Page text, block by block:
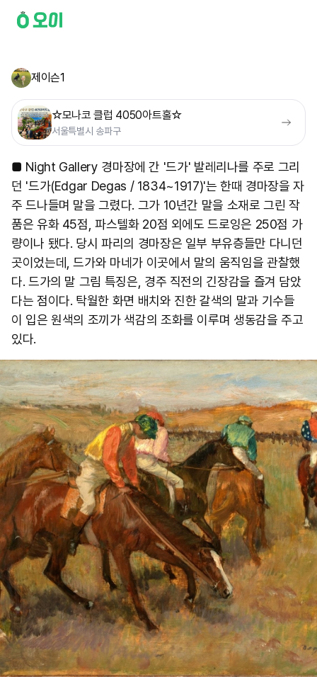
제이슨1
☆모나코 클럽 4050아트홀☆
서울특별시 송파구
■ Night Gallery 경마장에 간 '드가' 발레리나를 주로 그리
던 '드가(Edgar Degas / 1834~1917)'는 한때 경마장을 자
주 드나들며 말을 그렸다. 그가 10년간 말을 소재로 그린 작
품은 유화 45점, 파스텔화 20점 외에도 드로잉은 250점 가
량이나 됐다. 당시 파리의 경마장은 일부 부유층들만 다니던
곳이었는데, 드가와 마네가 이곳에서 말의 움직임을 관찰했
다. 드가의 말 그림 특징은, 경주 직전의 긴장감을 즐겨 담았
다는 점이다. 탁월한 화면 배치와 진한 갈색의 말과 기수들
이 입은 원색의 조끼가 색감의 조화를 이루며 생동감을 주고
있다.